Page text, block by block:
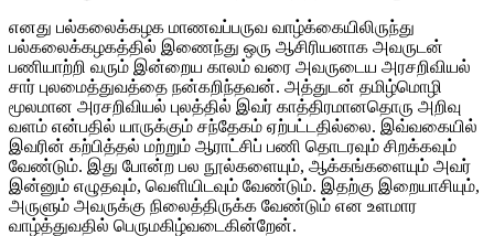
எனது பல்கலைக்கழக மாணவப்பருவ வாழ்க்கையிலிருந்து
பல்கலைக்கழகத்தில் இணைந்து ஒரு ஆசிரியனாக அவருடன்
பணியாற்றி வரும் இன்றைய காலம் வரை அவருடைய அரசறிவியல்
சார் புலமைத்துவத்தை நன்கறிந்தவன். அத்துடன் தமிழ்மொழி
மூலமான அரசறிவியல் புலத்தில் இவர் காத்திரமானதொரு அறிவு
வளம் என்பதில் யாருக்கும் சந்தேகம் ஏற்பட்டதில்லை. இவ்வகையில்
இவரின் கற்பித்தல் மற்றும் ஆராட்சிப் பணி தொடரவும் சிறக்கவும்
வேண்டும். இது போன்ற பல நூல்களையும், ஆக்கங்களையும் அவர்
இன்னும் எழுதவும், வெளியிடவும் வேண்டும். இதற்கு இறையாசியும்,
அருளும் அவருக்கு நிலைத்திருக்க வேண்டும் என உளமார
வாழ்த்துவதில் பெருமகிழ்வடைகின்றேன்.